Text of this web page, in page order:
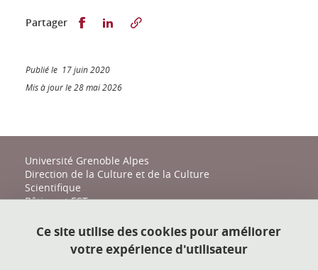
Partager Partager sur Facebook
Partager sur LinkedIn
Publié le 17 juin 2020
Mis à jour le 28 mai 2026
Université Grenoble Alpes
Direction de la Culture et de la Culture
Scientifique
Bâtiment EST
38400 Saint-Martin-d'Hères
action-culturelle@univ-grenoble-alpes.fr
Ce site utilise des cookies pour améliorer
votre expérience d'utilisateur